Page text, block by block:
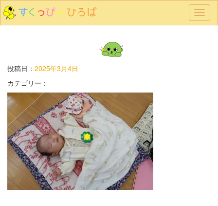
メ
ニ
投稿日： 2025年3月4日
カテゴリー：